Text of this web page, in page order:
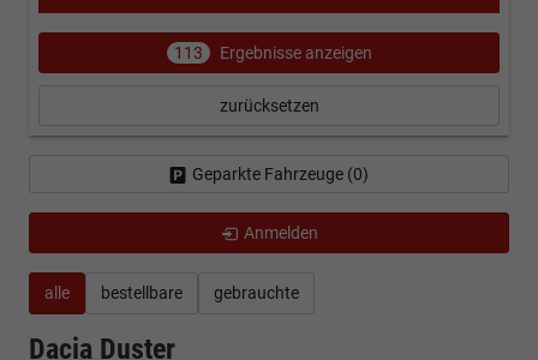
alle bestellbare gebrauchte
Dacia Duster
113 Ergebnisse anzeigen
zurücksetzen
Geparkte Fahrzeuge (0)
Anmelden